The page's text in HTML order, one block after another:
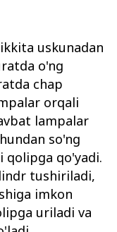
uskunadan
o'ng
chap
orqali
lampalar
so'ng
qolipga qo'yadi.
tushiriladi,
imkon
uriladi va